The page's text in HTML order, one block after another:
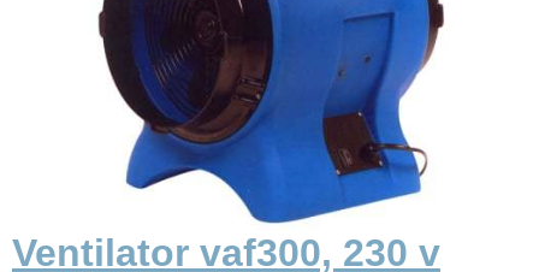
Ventilator vaf300, 230 v